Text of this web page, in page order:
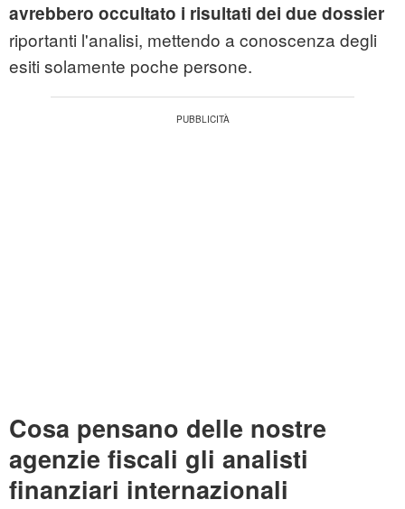
avrebbero occultato i risultati dei due dossier
riportanti l'analisi, mettendo a conoscenza degli
esiti solamente poche persone.
Cosa pensano delle nostre
agenzie fiscali gli analisti
finanziari internazionali